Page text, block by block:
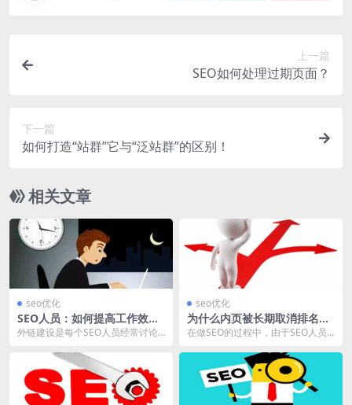
上一篇
SEO如何处理过期页面？
下一篇
如何打造“站群”它与“泛站群”的区别！
相关文章
seo优化
SEO人员：如何提高工作效
率，快速建设外链？
外链建设是每个SEO人员经常讨论
外链建设上都会花...
seo优化
为什么内页被长期取消排名，
怎么恢复？
在做SEO的过程中，由于SEO人员
易造成网站被降权...